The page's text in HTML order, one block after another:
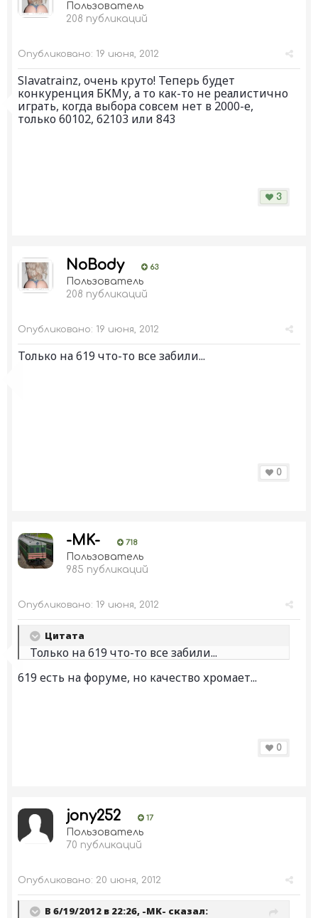
Пользователь
208 публикаций
Опубликовано: 19 июня, 2012
Slavatrainz, очень круто! Теперь будет
конкуренция БКМу, а то как-то не реалистично
играть, когда выбора совсем нет в 2000-е,
только 60102, 62103 или 843
3
NoBody 63
Пользователь
208 публикаций
Опубликовано: 19 июня, 2012
Только на 619 что-то все забили...
0
-MK- 718
Пользователь
985 публикаций
Опубликовано: 19 июня, 2012
Цитата
Только на 619 что-то все забили...
619 есть на форуме, но качество хромает...
0
jony252 17
Пользователь
70 публикаций
Опубликовано: 20 июня, 2012
В 6/19/2012 в 22:26, -MK- сказал: